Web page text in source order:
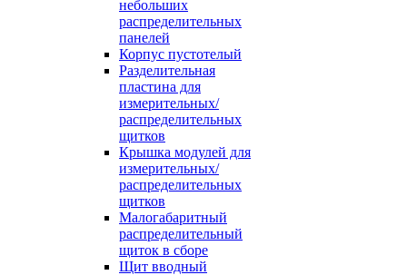
небольших
распределительных
панелей
Корпус пустотелый
Разделительная
пластина для
измерительных/
распределительных
щитков
Крышка модулей для
измерительных/
распределительных
щитков
Малогабаритный
распределительный
щиток в сборе
Щит вводный